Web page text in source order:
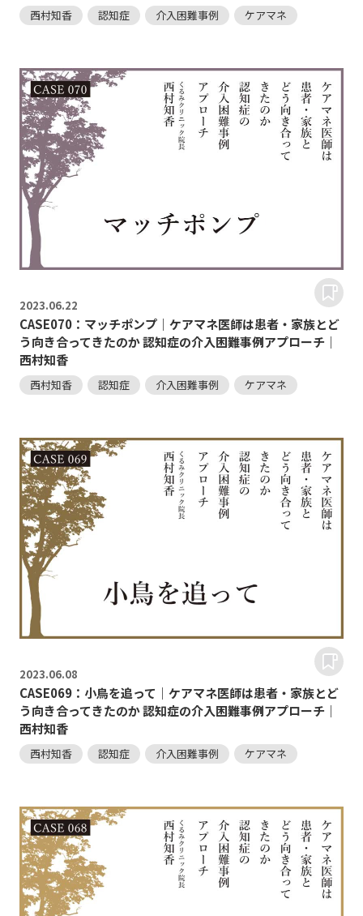
西村知香 認知症 介入困難事例 ケアマネ
2023.06.22
CASE070：マッチポンプ｜ケアマネ医師は患者・家族とど
う向き合ってきたのか 認知症の介入困難事例アプローチ｜
西村知香
西村知香 認知症 介入困難事例 ケアマネ
2023.06.08
CASE069：小鳥を追って｜ケアマネ医師は患者・家族とど
う向き合ってきたのか 認知症の介入困難事例アプローチ｜
西村知香
西村知香 認知症 介入困難事例 ケアマネ